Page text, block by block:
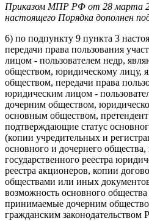
Приказом МПР РФ от 28 марта
настоящего Порядка дополнен
6) по подпункту 9 пункта 3
передачи права пользования
лицом - пользователем недр,
обществом, юридическому лицу,
обществом, передачи права
юридическим лицом -
дочерним обществом,
основным обществом,
подтверждающие статус
(копии учредительных и
основного и дочернего
государственного реестра
реестра акционеров, копии
обществами или иных
возможность основного
принимаемые дочерним
гражданским законодательством